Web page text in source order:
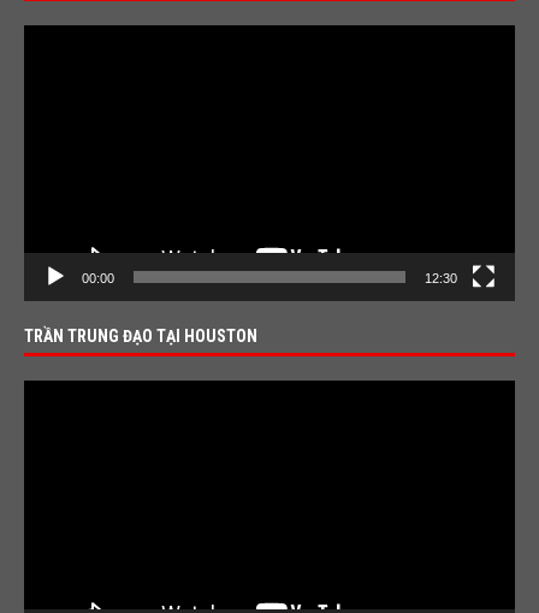
00:00 12:30
TRẦN TRUNG ĐẠO TẠI HOUSTON